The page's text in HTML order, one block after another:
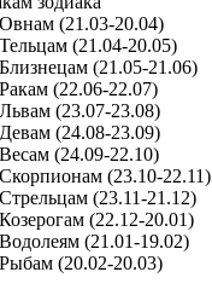
(21.03-20.04)
(21.04-20.05)
(21.05-21.06)
(22.06-22.07)
(23.07-23.08)
(24.08-23.09)
(24.09-22.10)
(23.10-22.11)
(23.11-21.12)
(22.12-20.01)
(21.01-19.02)
(20.02-20.03)